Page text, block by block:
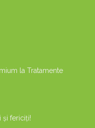
la Tratamente
și fericiți!